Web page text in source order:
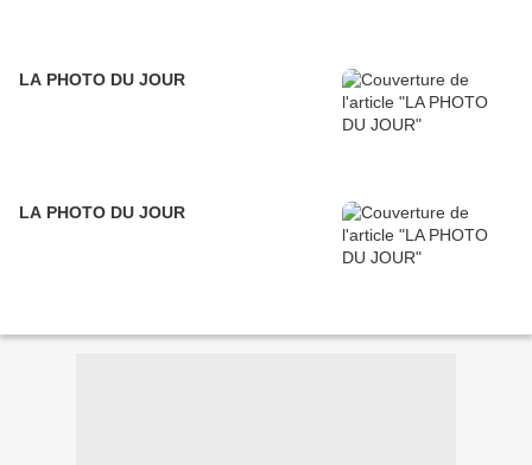
LA PHOTO DU JOUR
LA PHOTO DU JOUR